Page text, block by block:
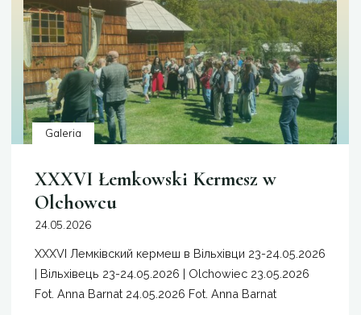
Galeria
XXXVI Łemkowski Kermesz w
Olchowcu
24.05.2026
XXXVI Лемківский кермеш в Вільхівци 23-24.05.2026
| Вільхівець 23-24.05.2026 | Olchowiec 23.05.2026
Fot. Anna Barnat 24.05.2026 Fot. Anna Barnat